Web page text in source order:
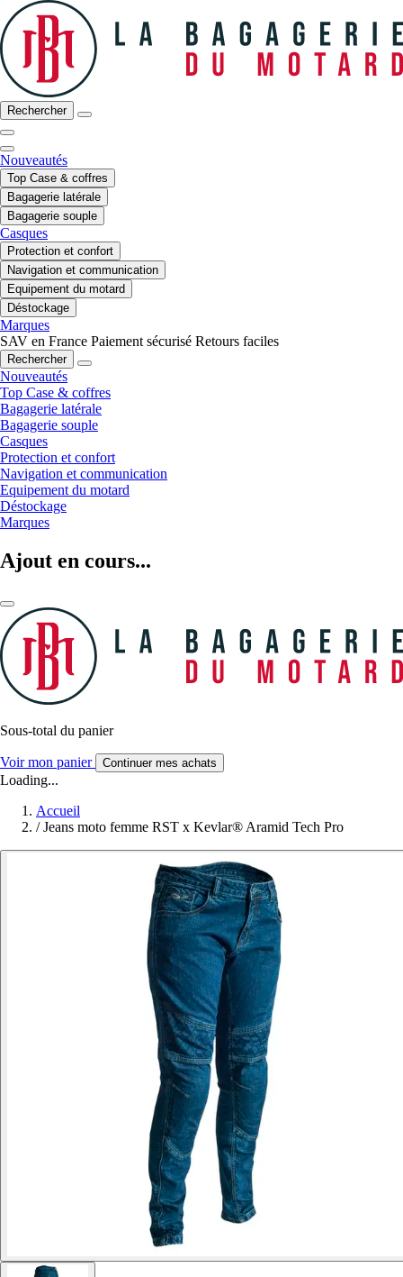
Rechercher
Nouveautés
Top Case & coffres
Bagagerie latérale
Bagagerie souple
Casques
Protection et confort
Navigation et communication
Equipement du motard
Déstockage
Marques
SAV en France Paiement sécurisé Retours faciles
Rechercher
Nouveautés
Top Case & coffres
Bagagerie latérale
Bagagerie souple
Casques
Protection et confort
Navigation et communication
Equipement du motard
Déstockage
Marques
Ajout en cours...
Sous-total du panier
Voir mon panier Continuer mes achats
Loading...
Accueil
/ Jeans moto femme RST x Kevlar® Aramid Tech Pro